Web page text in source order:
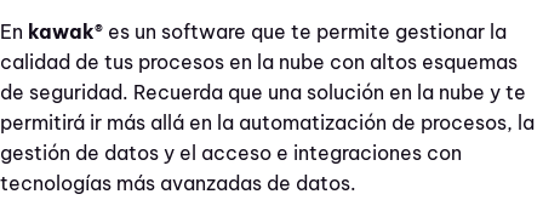
En kawak® es un software que te permite gestionar la
calidad de tus procesos en la nube con altos esquemas
de seguridad. Recuerda que una solución en la nube y te
permitirá ir más allá en la automatización de procesos, la
gestión de datos y el acceso e integraciones con
tecnologías más avanzadas de datos.